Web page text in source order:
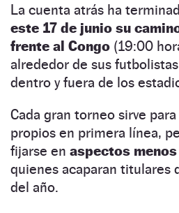
La cuenta atrás ha
este 17 de junio su
frente al Congo (19:00
alrededor de sus
dentro y fuera de los
Cada gran torneo sirve
propios en primera línea,
fijarse en aspectos
quienes acaparan titulares
del año.